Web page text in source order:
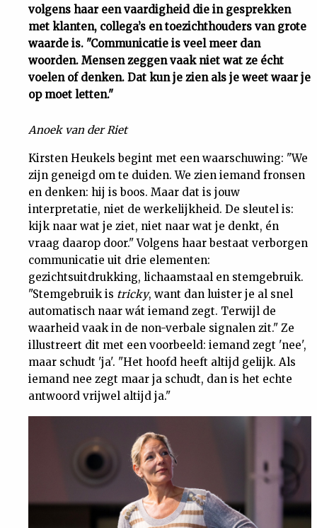
Cijfers
Tuchtrecht
Magazine
Podcast
Dossiers
Nieuwsbrief
Contact
volgens haar een vaardigheid die in gesprekken
met klanten, collega’s en toezichthouders van grote
waarde is. "Communicatie is veel meer dan
woorden. Mensen zeggen vaak niet wat ze écht
voelen of denken. Dat kun je zien als je weet waar je
op moet letten."
Anoek van der Riet
Kirsten Heukels begint met een waarschuwing: "We
zijn geneigd om te duiden. We zien iemand fronsen
en denken: hij is boos. Maar dat is jouw
interpretatie, niet de werkelijkheid. De sleutel is:
kijk naar wat je ziet, niet naar wat je denkt, én
vraag daarop door." Volgens haar bestaat verborgen
communicatie uit drie elementen:
gezichtsuitdrukking, lichaamstaal en stemgebruik.
"Stemgebruik is tricky, want dan luister je al snel
automatisch naar wát iemand zegt. Terwijl de
waarheid vaak in de non-verbale signalen zit." Ze
illustreert dit met een voorbeeld: iemand zegt 'nee',
maar schudt 'ja'. "Het hoofd heeft altijd gelijk. Als
iemand nee zegt maar ja schudt, dan is het echte
antwoord vrijwel altijd ja."